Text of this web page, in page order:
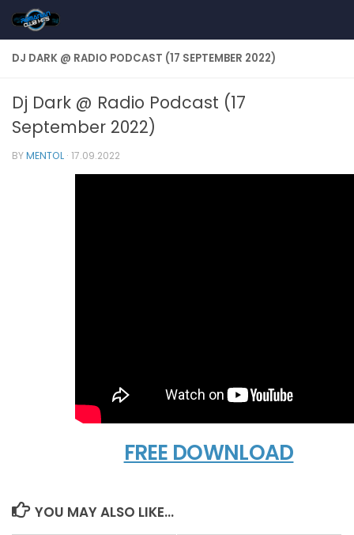
Skip to content
DJ DARK @ RADIO PODCAST (17 SEPTEMBER 2022)
Dj Dark @ Radio Podcast (17
September 2022)
BYMENTOL · 17.09.2022
FREE DOWNLOAD
YOU MAY ALSO LIKE...